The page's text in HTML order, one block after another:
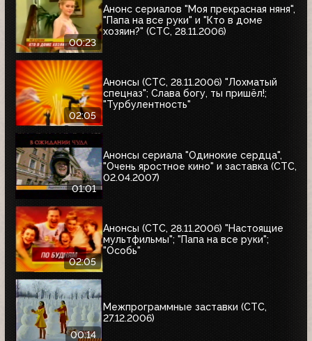
00:23
Анонс сериалов "Моя прекрасная няня",
"Папа на все руки" и "Кто в доме
хозяин?" (СТС, 28.11.2006)
02:05
Анонсы (СТС, 28.11.2006) "Лохматый
спецназ"; Слава богу, ты пришёл!;
"Турбулентность"
01:01
Анонсы сериала "Одинокие сердца",
"Очень яростное кино" и заставка (СТС,
02.04.2007)
02:05
Анонсы (СТС, 28.11.2006) "Настоящие
мультфильмы"; "Папа на все руки";
"Особь"
00:14
Межпрограммные заставки (СТС,
27.12.2006)